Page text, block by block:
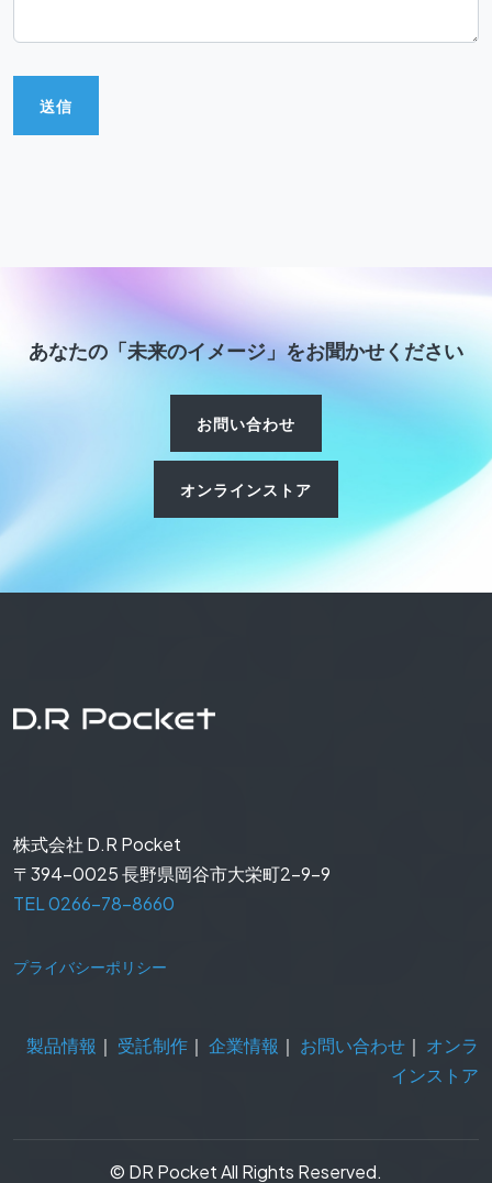
あなたの「未来のイメージ」をお聞かせください
お問い合わせ
オンラインストア
株式会社 D.R Pocket
〒394-0025 長野県岡谷市大栄町2-9-9
TEL 0266-78-8660
プライバシーポリシー
製品情報 ｜ 受託制作 ｜ 企業情報 ｜ お問い合わせ ｜ オンラ
インストア
©️ DR Pocket All Rights Reserved.